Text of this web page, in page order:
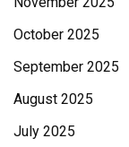
October 2025
September 2025
August 2025
July 2025